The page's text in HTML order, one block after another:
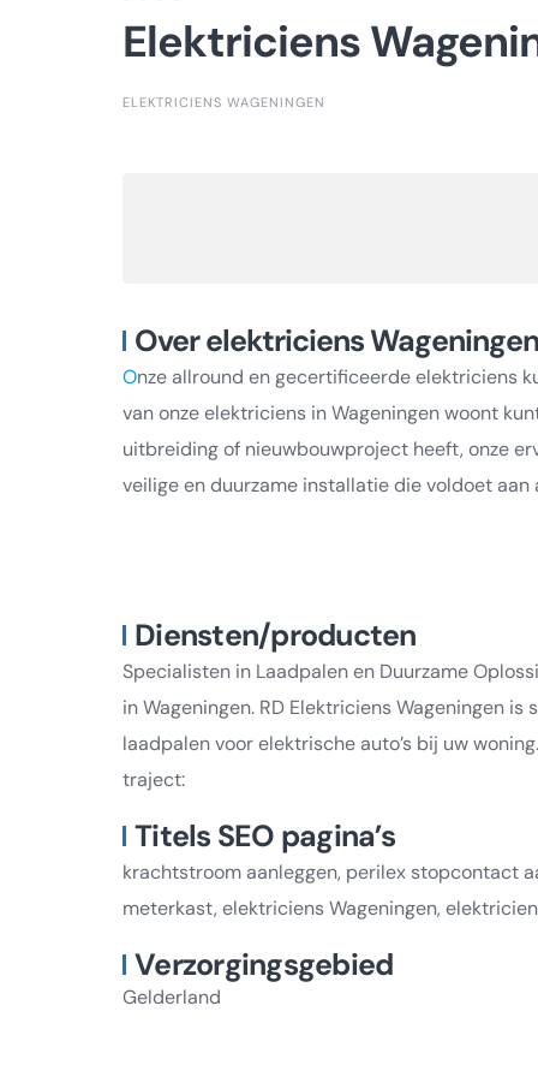
Elektriciens
ELEKTRICIENS WAGENINGEN
Over elektriciens Wageningen
Onze allround en gecertificeerde elektriciens
van onze elektriciens in Wageningen woont
uitbreiding of nieuwbouwproject heeft, onze
veilige en duurzame installatie die voldoet aan
Diensten/producten
Specialisten in Laadpalen en Duurzame
in Wageningen. RD Elektriciens Wageningen
laadpalen voor elektrische auto’s bij uw
traject:
Titels SEO pagina’s
krachtstroom aanleggen, perilex stopcontact
meterkast, elektriciens Wageningen,
Verzorgingsgebied
Gelderland